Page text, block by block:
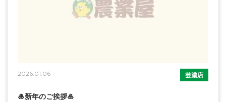
2026.01.06 芸濃店
🎍新年のご挨拶🎍